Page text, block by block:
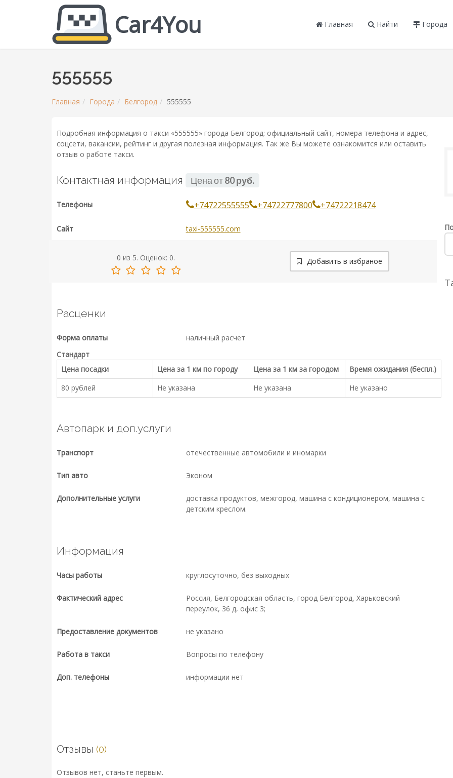
Car4You Главная Найти Города
555555
Главная Города Белгород 555555
Подробная информация о такси «555555» города Белгород: официальный сайт, номера телефона и адрес,
соцсети, вакансии, рейтинг и другая полезная информация. Так же Вы можете ознакомится или оставить
отзыв о работе такси.
Контактная информация Цена от80 руб.
Телефоны +74722555555 +74722777800 +74722218474
Сайт taxi-555555.com
0 из 5. Оценок: 0. Добавить в избраное
Расценки
Форма оплаты
наличный расчет
Стандарт
Цена посадки
Цена за 1 км по городу Цена за 1 км за городом
Время ожидания (беспл.)
80 рублей
Не указана Не указана Не указано
Автопарк и доп.услуги
Транспорт отечественные автомобили и иномарки
Тип авто Эконом
Дополнительные услуги
доставка продуктов, межгород, машина с кондиционером, машина с
детским креслом.
Информация
Часы работы круглосуточно, без выходных
Фактический адрес
Россия, Белгородская область, город Белгород, Харьковский
переулок, 36 д, офис 3;
Предоставление документов не указано
Работа в такси Вопросы по телефону
Доп. телефоны информации нет
Отзывы (0)
Отзывов нет, станьте первым.